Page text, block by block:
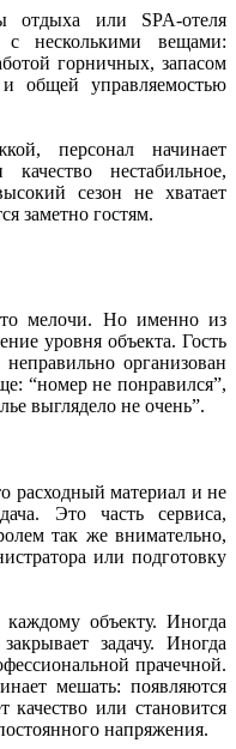
отдыха или SPA-отеля
с несколькими вещами:
горничных, запасом
общей управляемостью
персонал начинает
нестабильное,
сезон не хватает
заметно гостям.
мелочи. Но именно из
уровня объекта. Гость
организован
“номер не понравился”,
выглядело не очень”.
расходный материал и не
Это часть сервиса,
так же внимательно,
или подготовку
объекту. Иногда
задачу. Иногда
прачечной.
мешать: появляются
качество или становится
напряжения.